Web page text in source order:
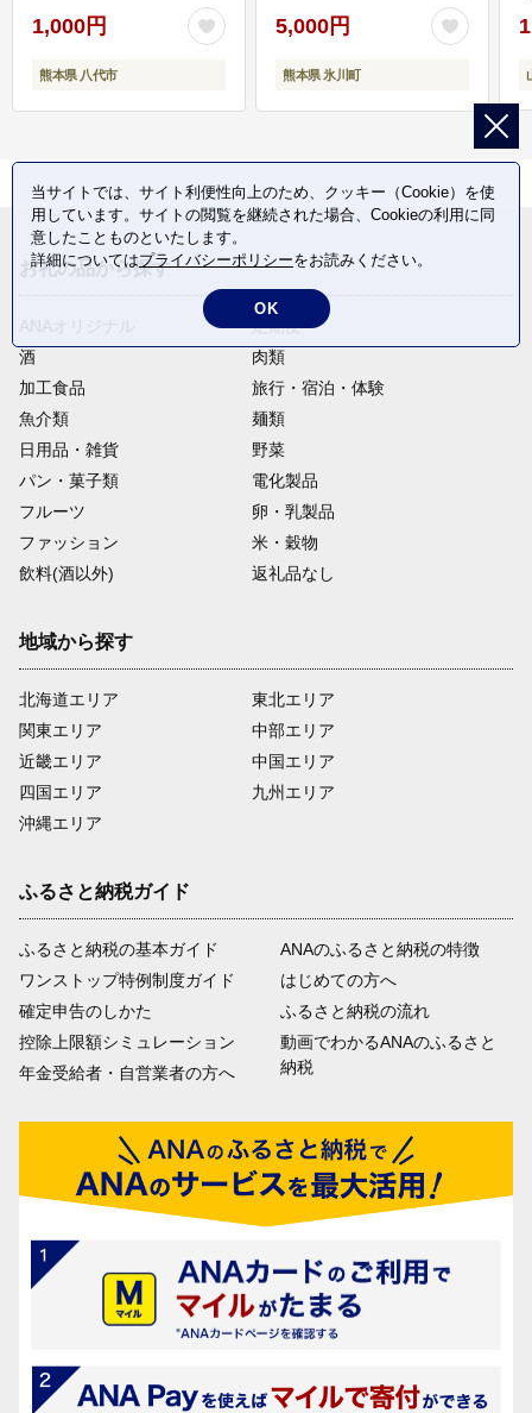
1,000円
熊本県 八代市
5,000円
熊本県 氷川町
お礼の品から探す
定期便
酒
肉類
加工食品
旅行・宿泊・体験
魚介類
麺類
日用品・雑貨
野菜
パン・菓子類
電化製品
フルーツ
卵・乳製品
ファッション
米・穀物
飲料(酒以外)
返礼品なし
地域から探す
北海道エリア
関東エリア
近畿エリア
四国エリア
沖縄エリア
東北エリア
中部エリア
中国エリア
九州エリア
ふるさと納税ガイド
ふるさと納税の基本ガイド
ワンストップ特例制度ガイド
確定申告のしかた
控除上限額シミュレーション
年金受給者・自営業者の方へ
ANAのふるさと納税の特徴
はじめての方へ
ふるさと納税の流れ
動画でわかるANAのふるさと
納税
当サイトでは、サイト利便性向上のため、クッキー（Cookie）を使
用しています。サイトの閲覧を継続された場合、Cookieの利用に同
意したことものといたします。
詳細についてはプライバシーポリシーをお読みください。
OK